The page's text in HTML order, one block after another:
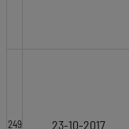
249 23-10-2017